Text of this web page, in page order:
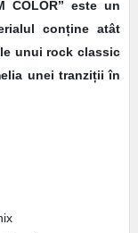
COLOR” este un
conține atât
unui rock classic
unei tranziții în